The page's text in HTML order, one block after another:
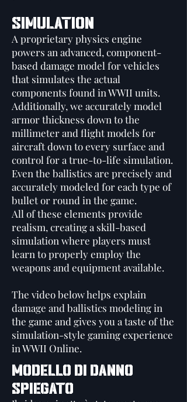
Simulation
A proprietary physics engine
powers an advanced, component-
based damage model for vehicles
that simulates the actual
components found in WWII units.
Additionally, we accurately model
armor thickness down to the
millimeter and flight models for
aircraft down to every surface and
control for a true-to-life simulation.
Even the ballistics are precisely and
accurately modeled for each type of
bullet or round in the game.
All of these elements provide
realism, creating a skill-based
simulation where players must
learn to properly employ the
weapons and equipment available.
The video below helps explain
damage and ballistics modeling in
the game and gives you a taste of the
simulation-style gaming experience
in WWII Online.
MODELLO DI DANNO
SPIEGATO